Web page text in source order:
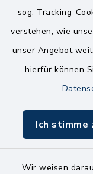
sog. Tracking-
verstehen, wie
unser Angebot
hierfür können
Ich stimme
Wir weisen
Freitag
8.00-11.00